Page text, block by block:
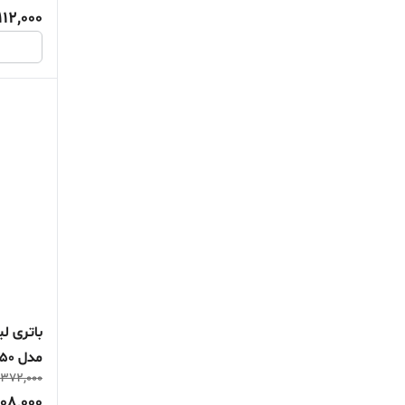
باتری
مدل INR18650 ظرفیت 2200 میلی آمپر